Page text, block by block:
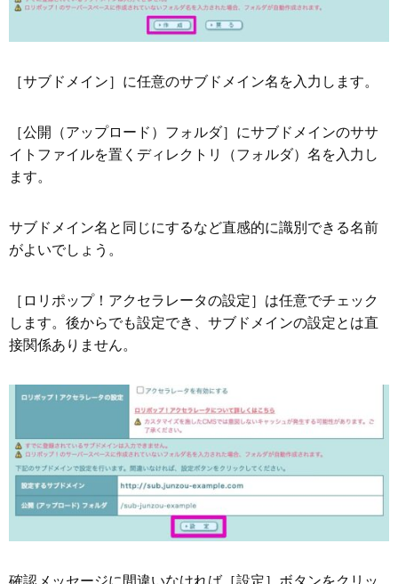
［サブドメイン］に任意のサブドメイン名を入力します。
［公開（アップロード）フォルダ］にサブドメインのササ
イトファイルを置くディレクトリ（フォルダ）名を入力し
ます。
サブドメイン名と同じにするなど直感的に識別できる名前
がよいでしょう。
［ロリポップ！アクセラレータの設定］は任意でチェック
します。後からでも設定でき、サブドメインの設定とは直
接関係ありません。
確認メッセージに間違いなければ［設定］ボタンをクリッ